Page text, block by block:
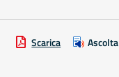
Scarica Ascolta